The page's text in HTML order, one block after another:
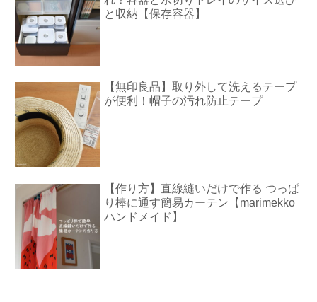
と収納【保存容器】
【無印良品】取り外して洗えるテープ
が便利！帽子の汚れ防止テープ
【作り方】直線縫いだけで作る つっぱ
り棒に通す簡易カーテン【marimekko
ハンドメイド】